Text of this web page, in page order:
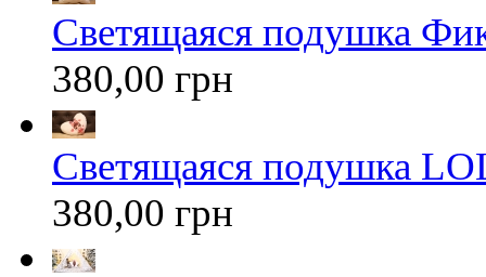
Светящаяся подушка
380,00 грн
Светящаяся подушка
380,00 грн